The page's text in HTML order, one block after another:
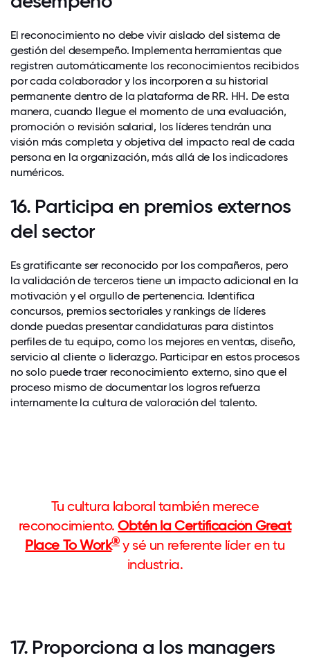
El reconocimiento no debe vivir aislado del sistema de
gestión del desempeño. Implementa herramientas que
registren automáticamente los reconocimientos recibidos
por cada colaborador y los incorporen a su historial
permanente dentro de la plataforma de RR. HH. De esta
manera, cuando llegue el momento de una evaluación,
promoción o revisión salarial, los líderes tendrán una
visión más completa y objetiva del impacto real de cada
persona en la organización, más allá de los indicadores
numéricos.
16. Participa en premios externos
del sector
Es gratificante ser reconocido por los compañeros, pero
la validación de terceros tiene un impacto adicional en la
motivación y el orgullo de pertenencia. Identifica
concursos, premios sectoriales y rankings de líderes
donde puedas presentar candidaturas para distintos
perfiles de tu equipo, como los mejores en ventas, diseño,
servicio al cliente o liderazgo. Participar en estos procesos
no solo puede traer reconocimiento externo, sino que el
proceso mismo de documentar los logros refuerza
internamente la cultura de valoración del talento.
Tu cultura laboral también merece
reconocimiento.Obtén la Certificación Great
Place To Work®y sé un referente líder en tu
industria.
17. Proporciona a los managers